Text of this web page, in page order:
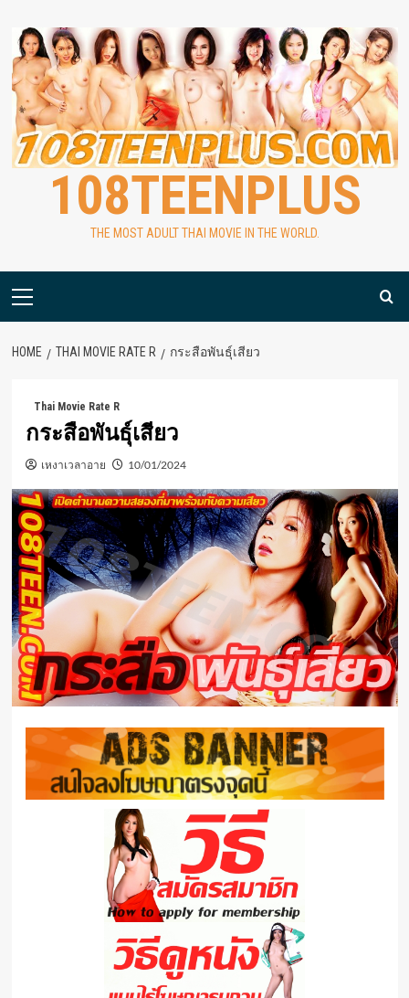
content
108TEENPLUS
THE MOST ADULT THAI MOVIE IN THE WORLD.
Primary
HOME THAI MOVIE RATE R กระสือพันธ์ุเสียว
Thai Movie Rate R
กระสือพันธ์ุเสียว
เหงาเวลาอาย 10/01/2024